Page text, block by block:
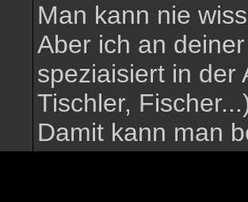
Man kann nie
Aber ich an
speziaisiert in der
Tischler,
Damit kann man